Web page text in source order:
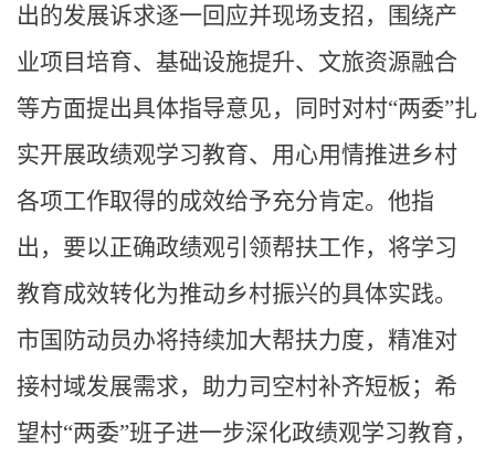
出的发展诉求逐一回应并现场支招，围绕产
业项目培育、基础设施提升、文旅资源融合
等方面提出具体指导意见，同时对村“两委”扎
实开展政绩观学习教育、用心用情推进乡村
各项工作取得的成效给予充分肯定。他指
出，要以正确政绩观引领帮扶工作，将学习
教育成效转化为推动乡村振兴的具体实践。
市国防动员办将持续加大帮扶力度，精准对
接村域发展需求，助力司空村补齐短板；希
望村“两委”班子进一步深化政绩观学习教育，